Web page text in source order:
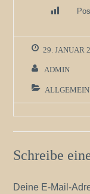
29. JANUAR
ADMIN
ALLGEMEIN
Schreibe
Deine E-Mail-